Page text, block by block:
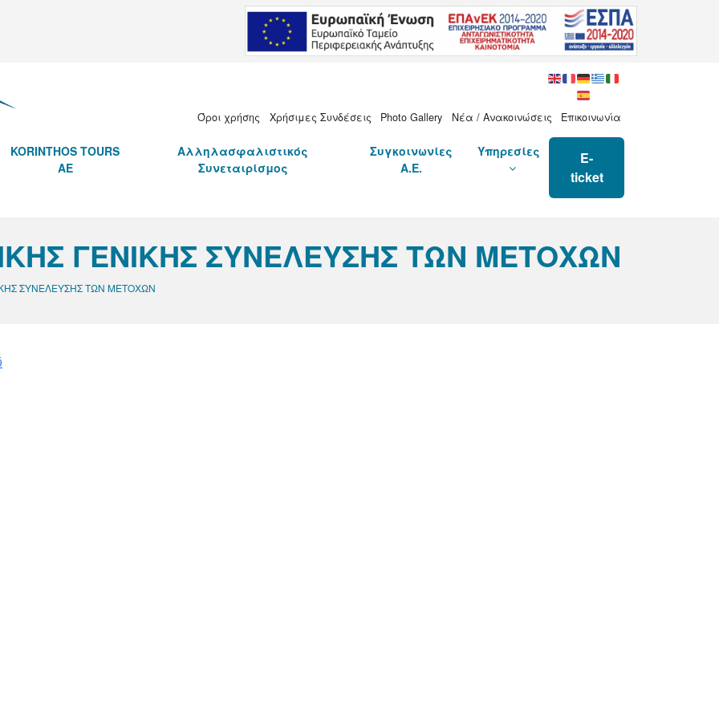
Όροι χρήσης Χρήσιμες Συνδέσεις Photo Gallery Νέα / Ανακοινώσεις Επικοινωνία
KORINTHOS TOURS
AE
Αλληλασφαλιστικός
Συνεταιρίσμος
Συγκοινωνίες
Α.Ε.
Υπηρεσίες
E-
ticket
ΓΕΝΙΚΗΣ ΣΥΝΕΛΕΥΣΗΣ ΤΩΝ ΜΕΤΟΧΩΝ
ΣΥΝΕΛΕΥΣΗΣ ΤΩΝ ΜΕΤΟΧΩΝ